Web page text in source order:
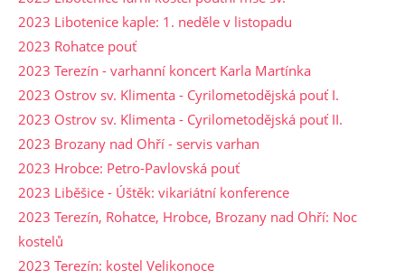
2023 Libotenice kaple: 1. neděle v listopadu
2023 Rohatce pouť
2023 Terezín - varhanní koncert Karla Martínka
2023 Ostrov sv. Klimenta - Cyrilometodějská pouť I.
2023 Ostrov sv. Klimenta - Cyrilometodějská pouť II.
2023 Brozany nad Ohří - servis varhan
2023 Hrobce: Petro-Pavlovská pouť
2023 Liběšice - Úštěk: vikariátní konference
2023 Terezín, Rohatce, Hrobce, Brozany nad Ohří: Noc
kostelů
2023 Terezín: kostel Velikonoce